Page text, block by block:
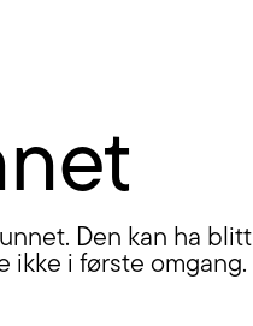
Den kan ha blitt
ikke i første omgang.